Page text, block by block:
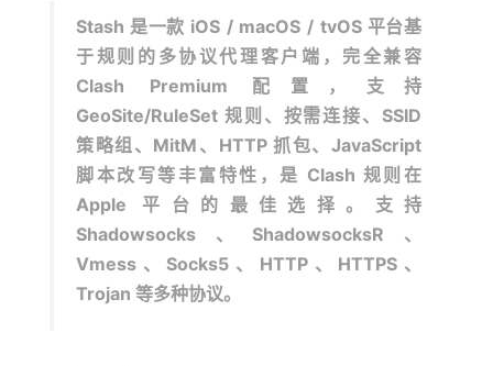
Stash 是一款 iOS / macOS / tvOS 平台基
于规则的多协议代理客户端，完全兼容
Clash Premium 配置，支持
GeoSite/RuleSet 规则、按需连接、SSID
策略组、MitM、HTTP 抓包、JavaScript
脚本改写等丰富特性，是 Clash 规则在
Apple 平台的最佳选择。支持
Shadowsocks、ShadowsocksR、
Vmess、Socks5、HTTP、HTTPS、
Trojan 等多种协议。